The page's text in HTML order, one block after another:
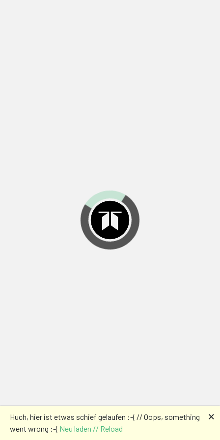
Huch, hier ist etwas schief gelaufen :-( // Oops, something
went wrong :-( Neu laden // Reload
🗙